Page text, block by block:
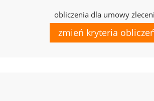
obliczenia dla umowy
zmień kryteria